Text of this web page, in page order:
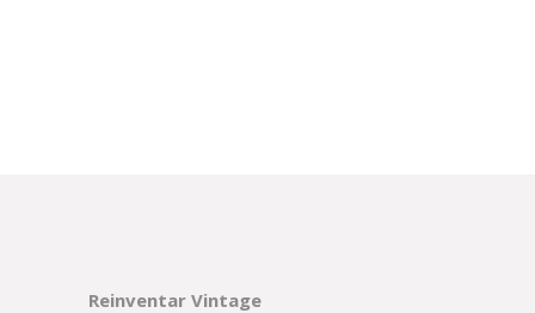
Reinventar Vintage